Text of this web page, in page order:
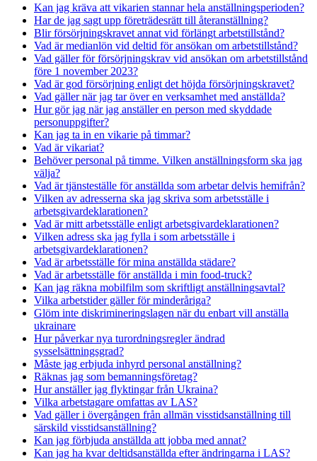
Kan jag kräva att vikarien stannar hela anställningsperioden?
Har de jag sagt upp företrädesrätt till återanställning?
Blir försörjningskravet annat vid förlängt arbetstillstånd?
Vad är medianlön vid deltid för ansökan om arbetstillstånd?
Vad gäller för försörjningskrav vid ansökan om arbetstillstånd
före 1 november 2023?
Vad är god försörjning enligt det höjda försörjningskravet?
Vad gäller när jag tar över en verksamhet med anställda?
Hur gör jag när jag anställer en person med skyddade
personuppgifter?
Kan jag ta in en vikarie på timmar?
Vad är vikariat?
Behöver personal på timme. Vilken anställningsform ska jag
välja?
Vad är tjänsteställe för anställda som arbetar delvis hemifrån?
Vilken av adresserna ska jag skriva som arbetsställe i
arbetsgivardeklarationen?
Vad är mitt arbetsställe enligt arbetsgivardeklarationen?
Vilken adress ska jag fylla i som arbetsställe i
arbetsgivardeklarationen?
Vad är arbetsställe för mina anställda städare?
Vad är arbetsställe för anställda i min food-truck?
Kan jag räkna mobilfilm som skriftligt anställningsavtal?
Vilka arbetstider gäller för minderåriga?
Glöm inte diskrimineringslagen när du enbart vill anställa
ukrainare
Hur påverkar nya turordningsregler ändrad
sysselsättningsgrad?
Måste jag erbjuda inhyrd personal anställning?
Räknas jag som bemanningsföretag?
Hur anställer jag flyktingar från Ukraina?
Vilka arbetstagare omfattas av LAS?
Vad gäller i övergången från allmän visstidsanställning till
särskild visstidsanställning?
Kan jag förbjuda anställda att jobba med annat?
Kan jag ha kvar deltidsanställda efter ändringarna i LAS?